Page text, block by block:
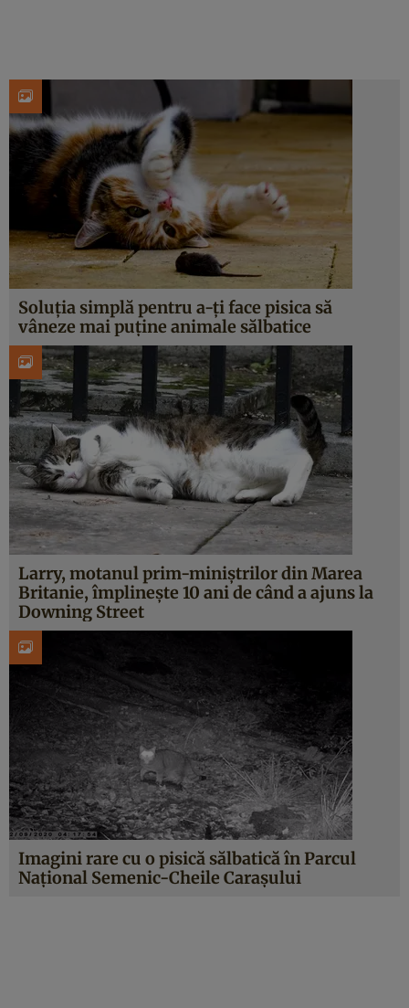
Soluția simplă pentru a-ți face pisica să
vâneze mai puține animale sălbatice
Larry, motanul prim-miniștrilor din Marea
Britanie, împlinește 10 ani de când a ajuns la
Downing Street
Imagini rare cu o pisică sălbatică în Parcul
Național Semenic-Cheile Carașului